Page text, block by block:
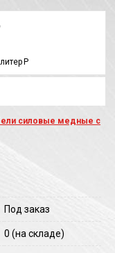
Р
силовые медные с
Под заказ
0(на складе)